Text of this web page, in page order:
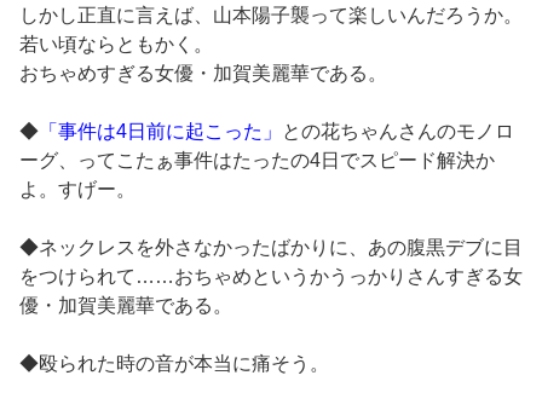
しかし正直に言えば、山本陽子襲って楽しいんだろうか。
若い頃ならともかく。
おちゃめすぎる女優・加賀美麗華である。
◆ 「事件は4日前に起こった」
との花ちゃんさんのモノロ
ーグ、ってこたぁ事件はたったの4日でスピード解決か
よ。すげー。
◆ネックレスを外さなかったばかりに、あの腹黒デブに目
をつけられて……おちゃめというかうっかりさんすぎる女
優・加賀美麗華である。
◆殴られた時の音が本当に痛そう。